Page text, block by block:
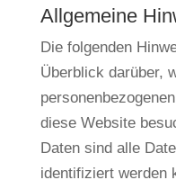
Allgemeine
Die folgenden
Überblick darüber,
diese Website
Daten sind alle
identifiziert werden